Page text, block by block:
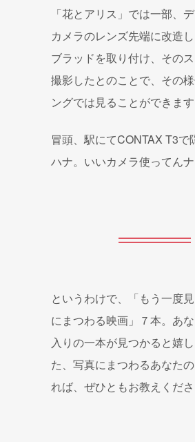
「花とアリス」では一部、
カメラのレンズ先端に改造
ブラッドを取り付け、その
撮影したとのことで、その
ングでは見ることができます
冒頭、駅にてCONTAX T3で
ハナ。いいカメラ使ってんナ
というわけで、「もう一度
にまつわる映画」７本。あ
入りの一本が見つかると嬉
た、写真にまつわるあなた
れば、ぜひともお教えくださ